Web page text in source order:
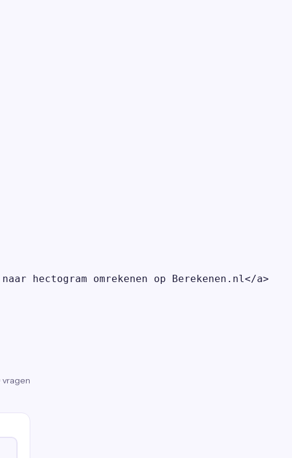
hectogram omrekenen op Berekenen.nl</a>
vragen